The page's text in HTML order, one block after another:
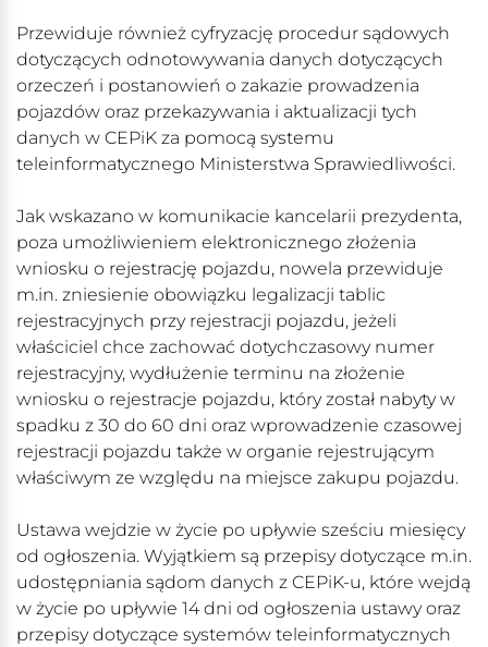
Przewiduje również cyfryzację procedur sądowych
dotyczących odnotowywania danych dotyczących
orzeczeń i postanowień o zakazie prowadzenia
pojazdów oraz przekazywania i aktualizacji tych
danych w CEPiK za pomocą systemu
teleinformatycznego Ministerstwa Sprawiedliwości.
Jak wskazano w komunikacie kancelarii prezydenta,
poza umożliwieniem elektronicznego złożenia
wniosku o rejestrację pojazdu, nowela przewiduje
m.in. zniesienie obowiązku legalizacji tablic
rejestracyjnych przy rejestracji pojazdu, jeżeli
właściciel chce zachować dotychczasowy numer
rejestracyjny, wydłużenie terminu na złożenie
wniosku o rejestracje pojazdu, który został nabyty w
spadku z 30 do 60 dni oraz wprowadzenie czasowej
rejestracji pojazdu także w organie rejestrującym
właściwym ze względu na miejsce zakupu pojazdu.
Ustawa wejdzie w życie po upływie sześciu miesięcy
od ogłoszenia. Wyjątkiem są przepisy dotyczące m.in.
udostępniania sądom danych z CEPiK-u, które wejdą
w życie po upływie 14 dni od ogłoszenia ustawy oraz
przepisy dotyczące systemów teleinformatycznych